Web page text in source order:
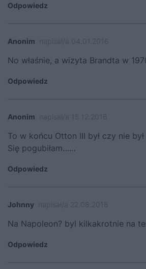
Odpowiedz
Anonim
No właśnie, a wizyta Brandta w
Odpowiedz
Anonim
To w końcu Otton III był czy nie
Się pogubiłam……
Odpowiedz
Johnny
Na Napoleon? byl kilkakrotnie na
Odpowiedz